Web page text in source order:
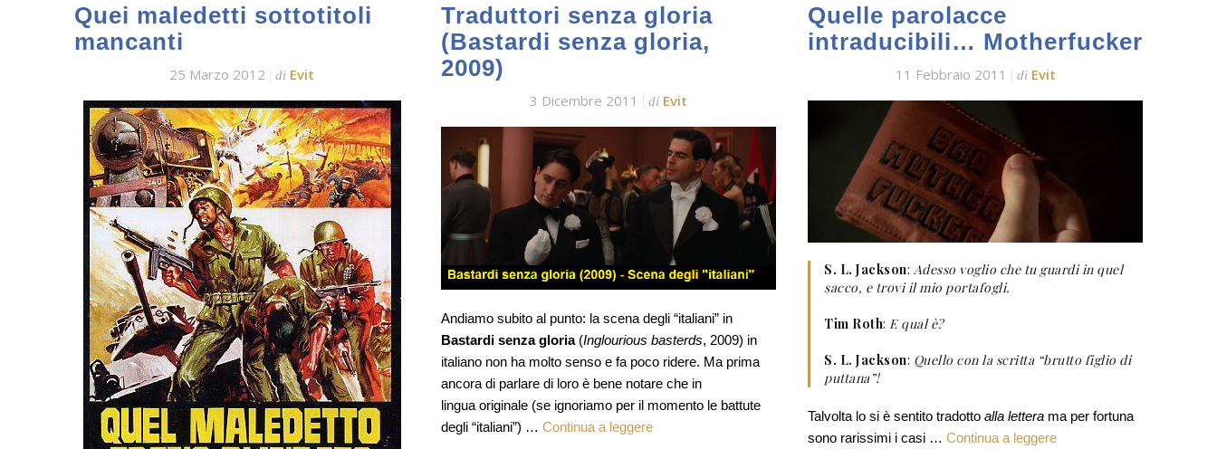
Quei maledetti sottotitoli
mancanti
25 Marzo 2012 di Evit
Traduttori senza gloria
(Bastardi senza gloria,
2009)
3 Dicembre 2011 di Evit
Andiamo subito al punto: la scena degli “italiani” in
Bastardi senza gloria(Inglourious basterds, 2009) in
italiano non ha molto senso e fa poco ridere. Ma prima
ancora di parlare di loro è bene notare che in
lingua originale (se ignoriamo per il momento le battute
degli “italiani”) … Continua a leggere
Quelle parolacce
intraducibili… Motherfucker
11 Febbraio 2011 di Evit
S. L. Jackson: Adesso voglio che tu guardi in quel
sacco, e trovi il mio portafogli.
Tim Roth: E qual è?
S. L. Jackson: Quello con la scritta “brutto figlio di
puttana”!
Talvolta lo si è sentito tradotto alla lettera ma per fortuna
sono rarissimi i casi … Continua a leggere